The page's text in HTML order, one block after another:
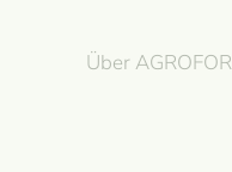
Über AGROFOR